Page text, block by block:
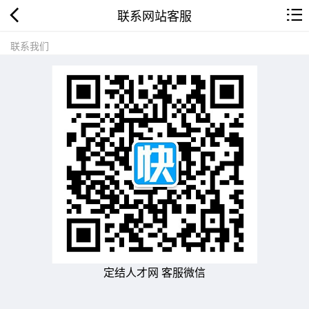
联系网站客服
联系我们
定结人才网 客服微信